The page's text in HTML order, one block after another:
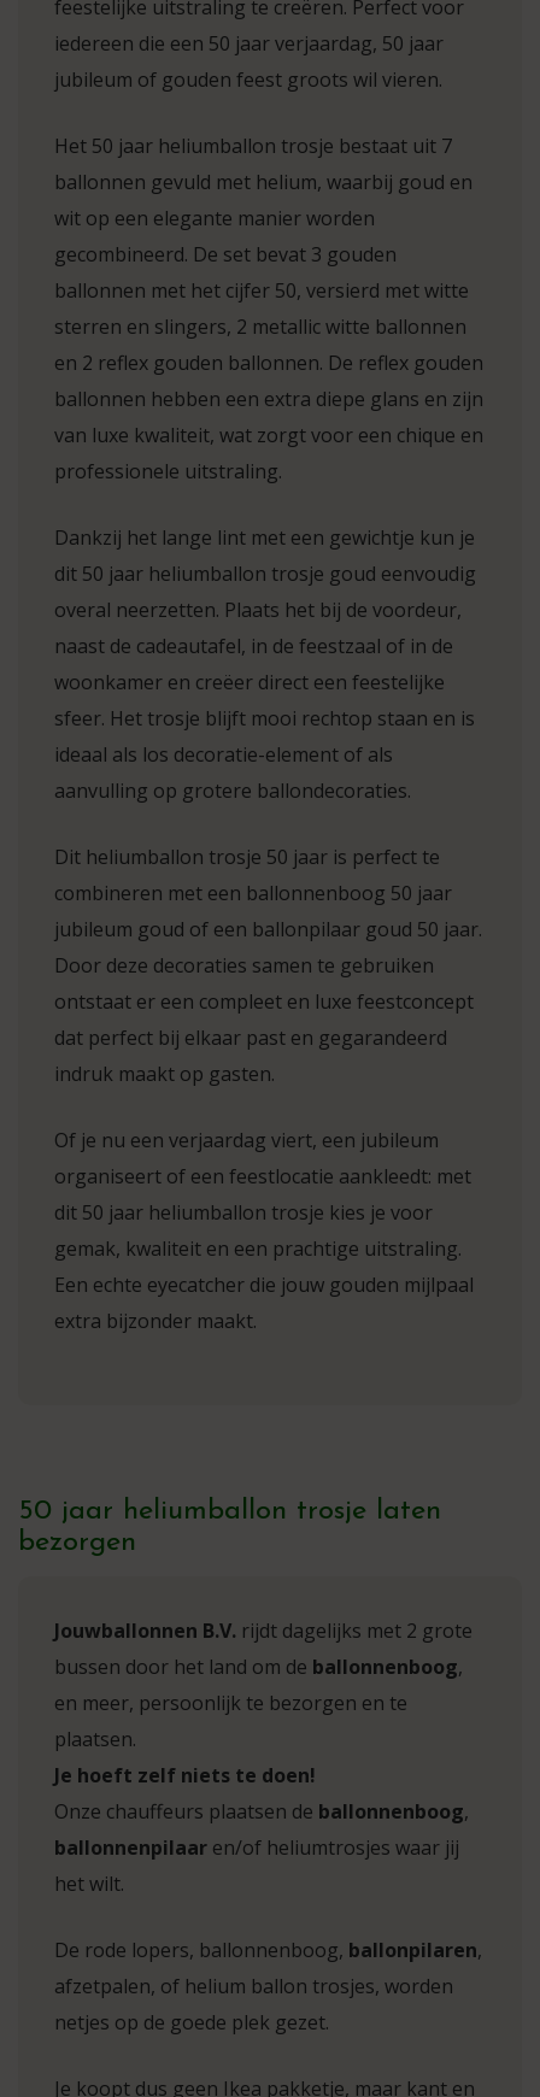
feestelijke uitstraling te creëren. Perfect voor
iedereen die een 50 jaar verjaardag, 50 jaar
jubileum of gouden feest groots wil vieren.
Het 50 jaar heliumballon trosje bestaat uit 7
ballonnen gevuld met helium, waarbij goud en
wit op een elegante manier worden
gecombineerd. De set bevat 3 gouden
ballonnen met het cijfer 50, versierd met witte
sterren en slingers, 2 metallic witte ballonnen
en 2 reflex gouden ballonnen. De reflex gouden
ballonnen hebben een extra diepe glans en zijn
van luxe kwaliteit, wat zorgt voor een chique en
professionele uitstraling.
Dankzij het lange lint met een gewichtje kun je
dit 50 jaar heliumballon trosje goud eenvoudig
overal neerzetten. Plaats het bij de voordeur,
naast de cadeautafel, in de feestzaal of in de
woonkamer en creëer direct een feestelijke
sfeer. Het trosje blijft mooi rechtop staan en is
ideaal als los decoratie-element of als
aanvulling op grotere ballondecoraties.
Dit heliumballon trosje 50 jaar is perfect te
combineren met een ballonnenboog 50 jaar
jubileum goud of een ballonpilaar goud 50 jaar.
Door deze decoraties samen te gebruiken
ontstaat er een compleet en luxe feestconcept
dat perfect bij elkaar past en gegarandeerd
indruk maakt op gasten.
Of je nu een verjaardag viert, een jubileum
organiseert of een feestlocatie aankleedt: met
dit 50 jaar heliumballon trosje kies je voor
gemak, kwaliteit en een prachtige uitstraling.
Een echte eyecatcher die jouw gouden mijlpaal
extra bijzonder maakt.
50 jaar heliumballon trosje laten
bezorgen
Jouwballonnen B.V. rijdt dagelijks met 2 grote
bussen door het land om de ballonnenboog,
en meer, persoonlijk te bezorgen en te
plaatsen.
Je hoeft zelf niets te doen!
Onze chauffeurs plaatsen de ballonnenboog,
ballonnenpilaar en/of heliumtrosjes waar jij
het wilt.
De rode lopers, ballonnenboog, ballonpilaren,
afzetpalen, of helium ballon trosjes, worden
netjes op de goede plek gezet.
Je koopt dus geen Ikea pakketje, maar kant en